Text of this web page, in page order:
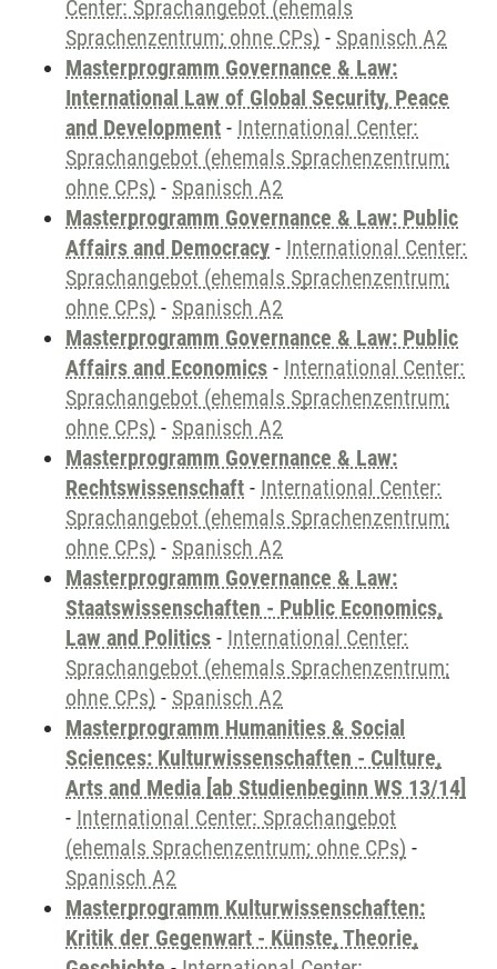
Center: Sprachangebot (ehemals
Sprachenzentrum; ohne CPs) - Spanisch A2
Masterprogramm Governance & Law:
International Law of Global Security, Peace
and Development - International Center:
Sprachangebot (ehemals Sprachenzentrum;
ohne CPs) - Spanisch A2
Masterprogramm Governance & Law: Public
Affairs and Democracy - International Center:
Sprachangebot (ehemals Sprachenzentrum;
ohne CPs) - Spanisch A2
Masterprogramm Governance & Law: Public
Affairs and Economics - International Center:
Sprachangebot (ehemals Sprachenzentrum;
ohne CPs) - Spanisch A2
Masterprogramm Governance & Law:
Rechtswissenschaft - International Center:
Sprachangebot (ehemals Sprachenzentrum;
ohne CPs) - Spanisch A2
Masterprogramm Governance & Law:
Staatswissenschaften - Public Economics,
Law and Politics - International Center:
Sprachangebot (ehemals Sprachenzentrum;
ohne CPs) - Spanisch A2
Masterprogramm Humanities & Social
Sciences: Kulturwissenschaften - Culture,
Arts and Media [ab Studienbeginn WS 13/14]
- International Center: Sprachangebot
(ehemals Sprachenzentrum; ohne CPs) -
Spanisch A2
Masterprogramm Kulturwissenschaften:
Kritik der Gegenwart - Künste, Theorie,